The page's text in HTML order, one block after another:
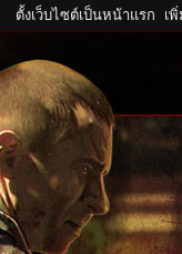
ตั้งเว็บไซต์เป็นหน้าแรก เ